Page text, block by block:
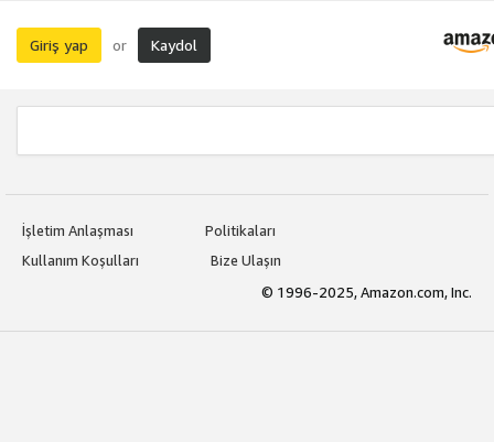
Giriş yap or Kaydol
İşletim Anlaşması
Politikaları
Kullanım Koşulları
Bize Ulaşın
© 1996-2025, Amazon.com, Inc.